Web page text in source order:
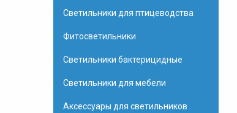
Светильники для птицеводства
Фитосветильники
Светильники бактерицидные
Светильники для мебели
Аксессуары для светильников